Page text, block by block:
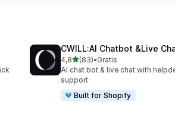
CWILL:AI Chatbot &Live
4,8na 5 gwiazdek
(83)
Łączna liczba recenzji: 83
•Gratis
AI chat bot & live chat with
support
Built for Shopify